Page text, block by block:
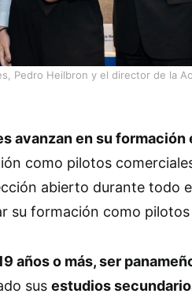
Pedro Heilbron y el director de la
avanzan en su formación
como pilotos
abierto durante todo
su formación como
años o más, ser
sus estudios